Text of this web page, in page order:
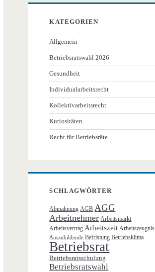
KATEGORIEN
Allgemein
Betriebsratswahl 2026
Gesundheit
Individualarbeitsrecht
Kollektivarbeitsrecht
Kuriositäten
Recht für Betriebsräte
SCHLAGWÖRTER
Abmahnung AGB AGG
Arbeitnehmer Arbeitsmarkt
Arbeitsvertrag Arbeitszeit Arbeitszeugnis
Auszubildende Befristung Betriebsklima
Betriebsrat
Betriebsratsschulung
Betriebsratswahl